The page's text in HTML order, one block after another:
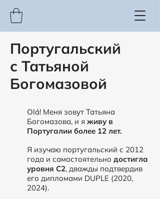
Португальский
с Татьяной
Богомазовой
Olá! Меня зовут Татьяна
Богомазова, и я живу в
Португалии более 12 лет.
Я изучаю португальский с 2012
года и самостоятельно достигла
уровня С2, дважды подтвердив
его дипломами DUPLE (2020,
2024).